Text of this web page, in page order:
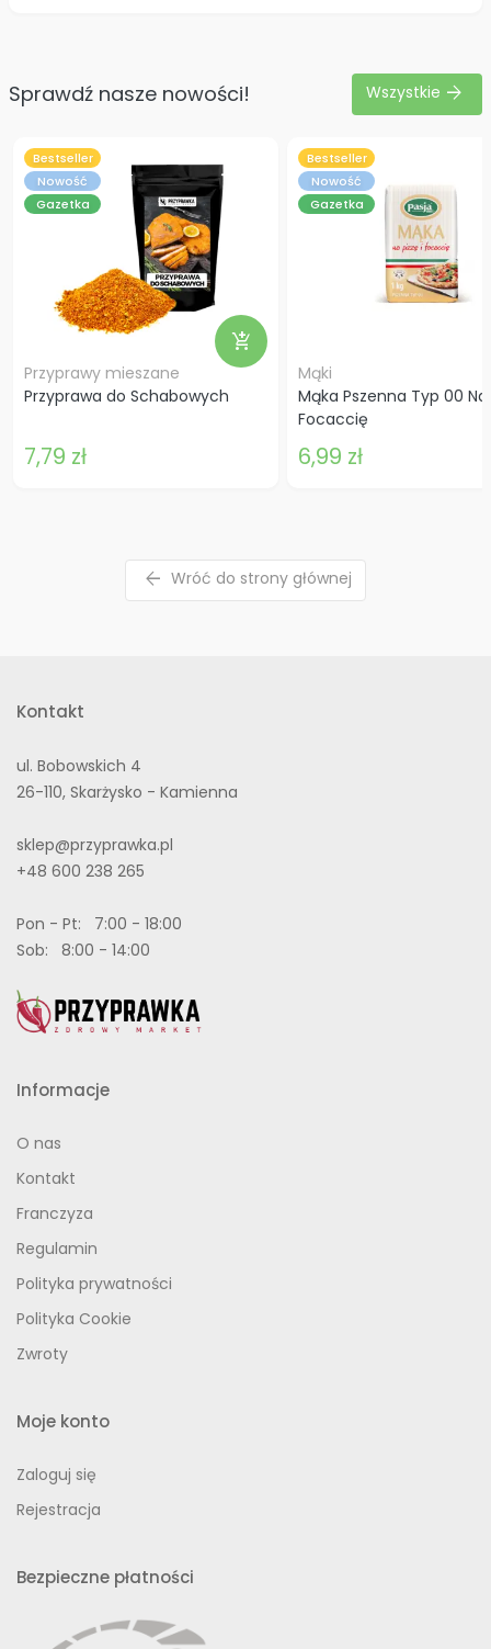
Sprawdź nasze nowości! Wszystkie arrow_forward
Bestseller
Nowość
Gazetka
add_shopping_cart
Przyprawy mieszane
Przyprawa do Schabowych
7,79 zł
Bestseller
Nowość
Gazetka
Mąki
Mąka Pszenna Typ 00 Na
Focaccię
6,99 zł
arrow_back Wróć do strony głównej
Kontakt
ul. Bobowskich 4
26-110, Skarżysko - Kamienna
sklep@przyprawka.pl
+48 600 238 265
Pon - Pt: 7:00 - 18:00
Sob: 8:00 - 14:00
Informacje
O nas
Kontakt
Franczyza
Regulamin
Polityka prywatności
Polityka Cookie
Zwroty
Moje konto
Zaloguj się
Rejestracja
Bezpieczne płatności